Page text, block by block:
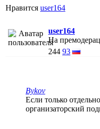
Нравится user164
user164
На
244 93
Bykov
Если только
организаторский